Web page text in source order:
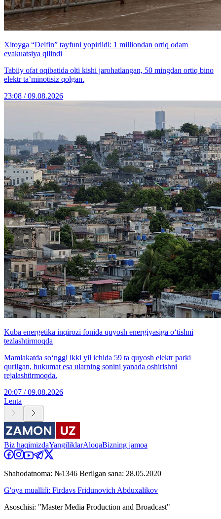
Xitoyga “Delfin” tayfuni yopirildi: 1 milliondan ortiq odam
evakuatsiya qilindi
Tabiiy ofat oqibatida olti kishi jarohatlangan, 50 mingdan ortiq bino
elektr ta’minotisiz qolgan.
23:08 / 09.08.2026
Kuba energetika inqirozi fonida quyosh energiyasiga o‘tishni
tezlashtirmoqda
Mamlakatda so‘nggi ikki yil ichida 59 ta quyosh elektr parki
qurilgan, hukumat esa ularning sonini yanada oshirishni
rejalashtirmoqda.
20:07 / 09.08.2026
Lenta
Biz haqimizdaYangiliklarAloqaBizning jamoa
Shahodatnoma: №1346 Berilgan sana: 28.05.2020
G'oya muallifi: Firdavs Fridunovich Abduxalikov
Asoschisi: "Master Media Production and Broadcast"